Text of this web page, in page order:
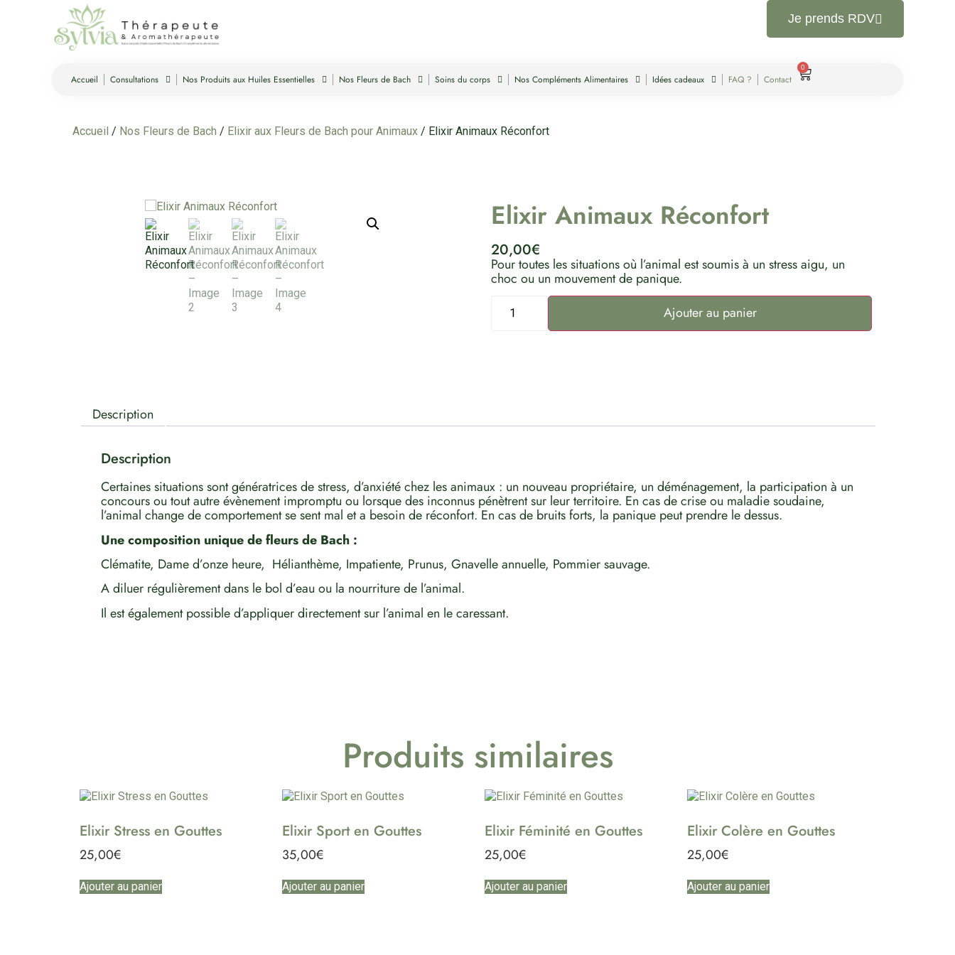
Je prends RDV
Accueil Consultations Nos Produits aux Huiles Essentielles Nos Fleurs de Bach Soins du corps Nos Compléments Alimentaires Idées cadeaux FAQ ? Contact
0
Accueil / Nos Fleurs de Bach / Elixir aux Fleurs de Bach pour Animaux / Elixir Animaux Réconfort
Elixir Animaux Réconfort
20,00€
Pour toutes les situations où l’animal est soumis à un stress aigu, un
choc ou un mouvement de panique.
Ajouter au panier
Description
Description
Certaines situations sont génératrices de stress, d’anxiété chez les animaux : un nouveau propriétaire, un déménagement, la participation à un
concours ou tout autre évènement impromptu ou lorsque des inconnus pénètrent sur leur territoire. En cas de crise ou maladie soudaine,
l’animal change de comportement se sent mal et a besoin de réconfort. En cas de bruits forts, la panique peut prendre le dessus.
Une composition unique de fleurs de Bach :
Clématite, Dame d’onze heure, Hélianthème, Impatiente, Prunus, Gnavelle annuelle, Pommier sauvage.
A diluer régulièrement dans le bol d’eau ou la nourriture de l’animal.
Il est également possible d’appliquer directement sur l’animal en le caressant.
Produits similaires
Elixir Stress en Gouttes
25,00€
Ajouter au panier
Elixir Sport en Gouttes
35,00€
Ajouter au panier
Elixir Féminité en Gouttes
25,00€
Ajouter au panier
Elixir Colère en Gouttes
25,00€
Ajouter au panier